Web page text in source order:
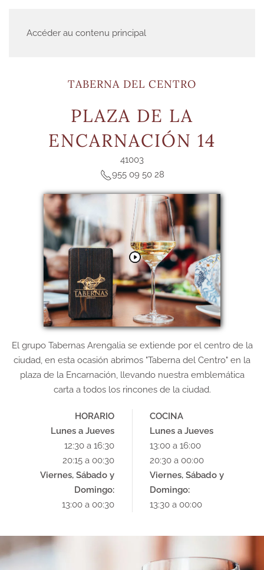
Accéder au contenu principal
TABERNA DEL CENTRO
PLAZA DE LA
ENCARNACIÓN 14
41003
955 09 50 28
El grupo Tabernas Arengalia se extiende por el centro de la
ciudad, en esta ocasión abrimos "Taberna del Centro" en la
plaza de la Encarnación, llevando nuestra emblemática
carta a todos los rincones de la ciudad.
HORARIO
Lunes a Jueves
12:30 a 16:30
20:15 a 00:30
Viernes, Sábado y
Domingo:
13:00 a 00:30
COCINA
Lunes a Jueves
13:00 a 16:00
20:30 a 00:00
Viernes, Sábado y
Domingo:
13:30 a 00:00